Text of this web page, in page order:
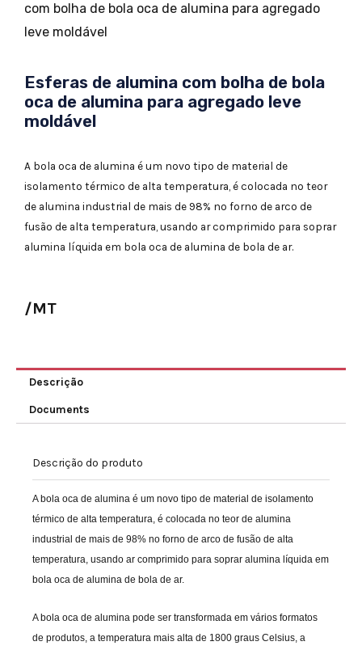
com bolha de bola oca de alumina para agregado
leve moldável
Esferas de alumina com bolha de bola
oca de alumina para agregado leve
moldável
A bola oca de alumina é um novo tipo de material de
isolamento térmico de alta temperatura, é colocada no teor
de alumina industrial de mais de 98% no forno de arco de
fusão de alta temperatura, usando ar comprimido para soprar
alumina líquida em bola oca de alumina de bola de ar.
/MT
Descrição
Documents
Descrição do produto
A bola oca de alumina é um novo tipo de material de isolamento
térmico de alta temperatura, é colocada no teor de alumina
industrial de mais de 98% no forno de arco de fusão de alta
temperatura, usando ar comprimido para soprar alumina líquida em
bola oca de alumina de bola de ar.
A bola oca de alumina pode ser transformada em vários formatos
de produtos, a temperatura mais alta de 1800 graus Celsius, a